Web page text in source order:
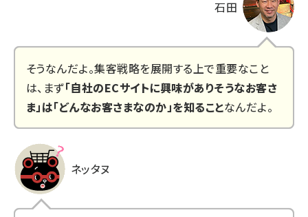
石田
そうなんだよ。集客戦略を展開する上で重要なこと
は、まず「自社のECサイトに興味がありそうなお客さ
ま」は「どんなお客さまなのか」を知ることなんだよ。
ネッタヌ